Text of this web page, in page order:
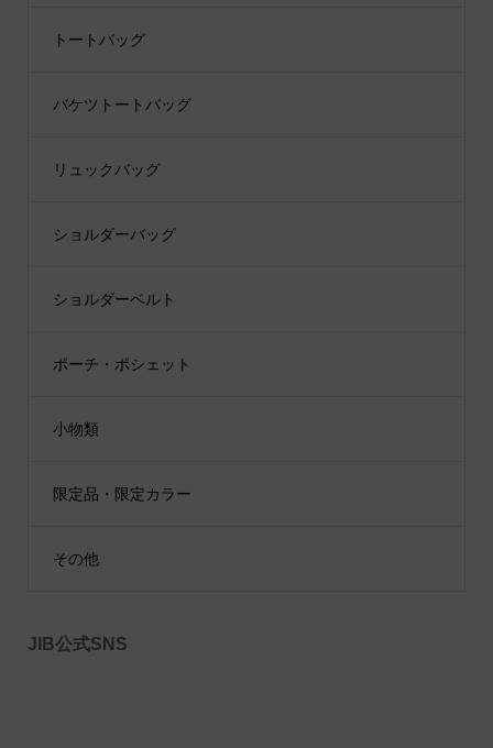
トートバッグ
バケツトートバッグ
リュックバッグ
ショルダーバッグ
ショルダーベルト
ポーチ・ポシェット
小物類
限定品・限定カラー
その他
JIB公式SNS